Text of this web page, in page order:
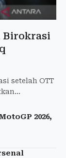
Birokrasi
setelah OTT
2026,